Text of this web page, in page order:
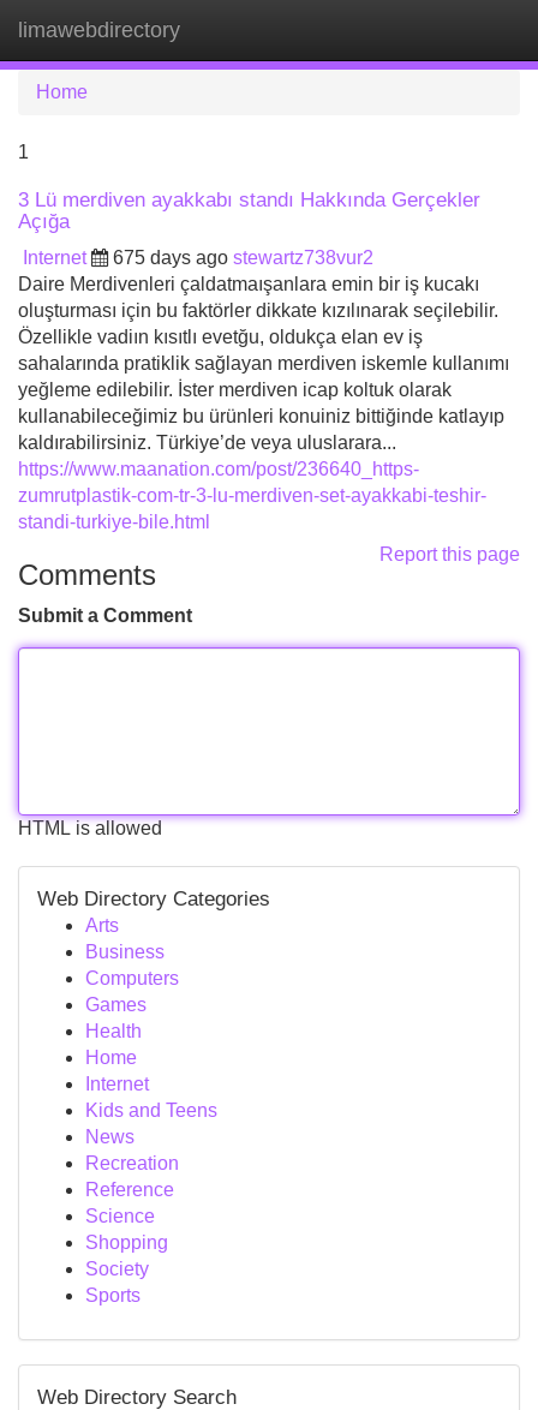
limawebdirectory
Home
1
3 Lü merdiven ayakkabı standı Hakkında Gerçekler
Açığa
Internet 675 days ago stewartz738vur2
Daire Merdivenleri çaldatmaışanlara emin bir iş kucakı
oluşturması için bu faktörler dikkate kızılınarak seçilebilir.
Özellikle vadiın kısıtlı evetğu, oldukça elan ev iş
sahalarında pratiklik sağlayan merdiven iskemle kullanımı
yeğleme edilebilir. İster merdiven icap koltuk olarak
kullanabileceğimiz bu ürünleri konuiniz bittiğinde katlayıp
kaldırabilirsiniz. Türkiye’de veya uluslarara...
https://www.maanation.com/post/236640_https-
zumrutplastik-com-tr-3-lu-merdiven-set-ayakkabi-teshir-
standi-turkiye-bile.html
Report this page
Comments
Submit a Comment
HTML is allowed
Web Directory Categories
Arts
Business
Computers
Games
Health
Home
Internet
Kids and Teens
News
Recreation
Reference
Science
Shopping
Society
Sports
Web Directory Search